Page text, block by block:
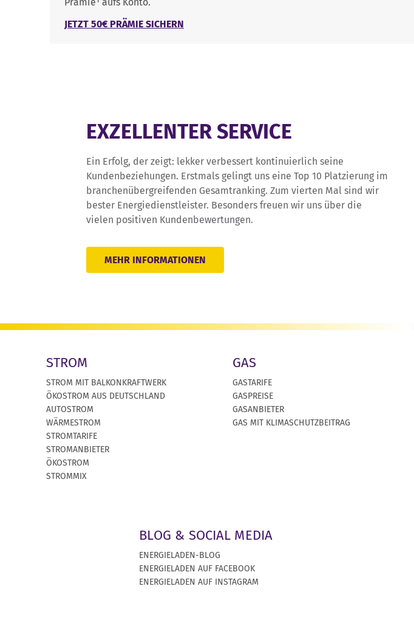
JETZT 50€ PRÄMIE SICHERN
EXZELLENTER SERVICE
Ein Erfolg, der zeigt: lekker verbessert kontinuierlich seine
Kundenbeziehungen. Erstmals gelingt uns eine Top 10 Platzierung im
branchenübergreifenden Gesamtranking. Zum vierten Mal sind wir
bester Energiedienstleister. Besonders freuen wir uns über die
vielen positiven Kundenbewertungen.
MEHR INFORMATIONEN
STROM
STROM MIT BALKONKRAFTWERK
ÖKOSTROM AUS DEUTSCHLAND
AUTOSTROM
WÄRMESTROM
STROMTARIFE
STROMANBIETER
ÖKOSTROM
STROMMIX
GAS
GASTARIFE
GASPREISE
GASANBIETER
GAS MIT KLIMASCHUTZBEITRAG
BLOG & SOCIAL MEDIA
ENERGIELADEN-BLOG
ENERGIELADEN AUF FACEBOOK
ENERGIELADEN AUF INSTAGRAM